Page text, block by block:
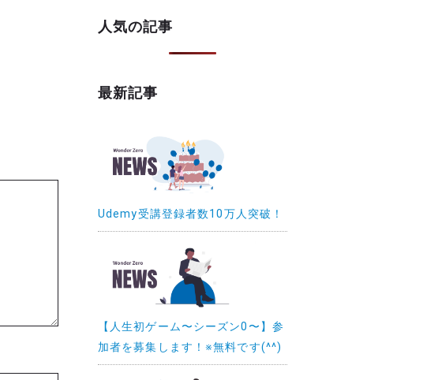
人気の記事
最新記事
Udemy受講登録者数10万人突破！
【人生初ゲーム〜シーズン0〜】参
加者を募集します！※無料です(^^)